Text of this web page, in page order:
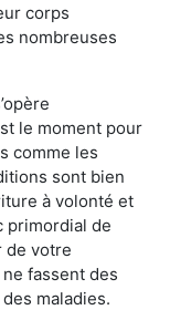
corps
nombreuses
le moment pour
comme les
sont bien
à volonté et
primordial de
de votre
fassent des
maladies.